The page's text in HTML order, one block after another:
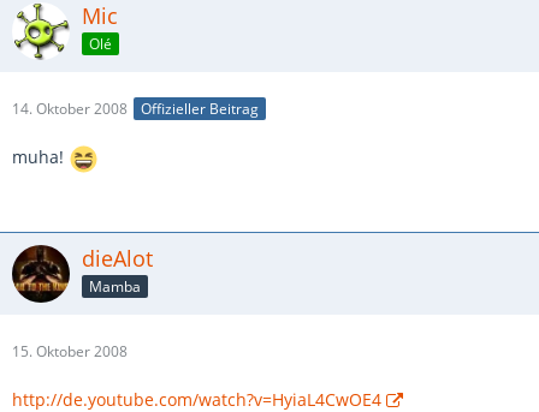
Mic
Olé
14. Oktober 2008 Offizieller Beitrag
muha!
dieAlot
Mamba
15. Oktober 2008
http://de.youtube.com/watch?v=HyiaL4CwOE4